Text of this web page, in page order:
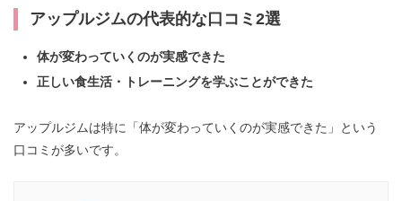
アップルジムの代表的な口コミ2選
体が変わっていくのが実感できた
正しい食生活・トレーニングを学ぶことができた
アップルジムは特に「体が変わっていくのが実感できた」という
口コミが多いです。